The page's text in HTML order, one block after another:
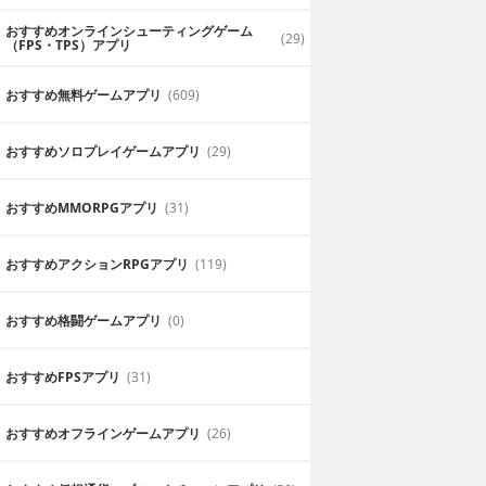
おすすめオンラインシューティングゲーム
（FPS・TPS）アプリ (29)
おすすめ無料ゲームアプリ (609)
おすすめソロプレイゲームアプリ (29)
おすすめ MMORPGアプリ (31)
おすすめアクションRPGアプリ (119)
おすすめ格闘ゲームアプリ (0)
おすすめFPSアプリ (31)
おすすめオフラインゲームアプリ (26)